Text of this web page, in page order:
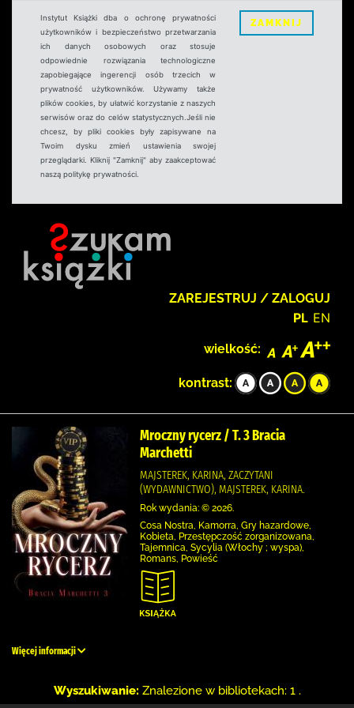
Instytut Książki dba o ochronę prywatności
użytkowników i bezpieczeństwo przetwarzania
ich danych osobowych oraz stosuje
odpowiednie rozwiązania technologiczne
zapobiegające ingerencji osób trzecich w
prywatność użytkowników. Używamy także
plików cookies, by ułatwić korzystanie z naszych
serwisów oraz do celów statystycznych.Jeśli nie
chcesz, by pliki cookies były zapisywane na
Twoim dysku zmień ustawienia swojej
przeglądarki. Kliknij "Zamknij" aby zaakceptować
naszą politykę prywatności.
ZAMKNIJ
ZAREJESTRUJ / ZALOGUJ
PL EN
wielkość:
kontrast:
Mroczny rycerz / T. 3 Bracia
Marchetti
MAJSTEREK, KARINA, ZACZYTANI
(WYDAWNICTWO), MAJSTEREK, KARINA.
Rok wydania: © 2026.
Cosa Nostra, Kamorra, Gry hazardowe,
Kobieta, Przestępczość zorganizowana,
Tajemnica, Sycylia (Włochy ; wyspa),
Romans, Powieść
Więcej informacji
Wyszukiwanie: Znalezione w bibliotekach: 1 .